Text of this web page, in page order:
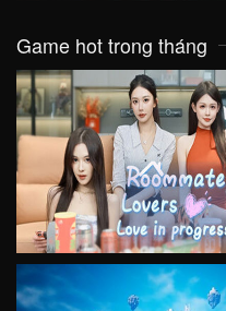
Game hot trong tháng
VIEW